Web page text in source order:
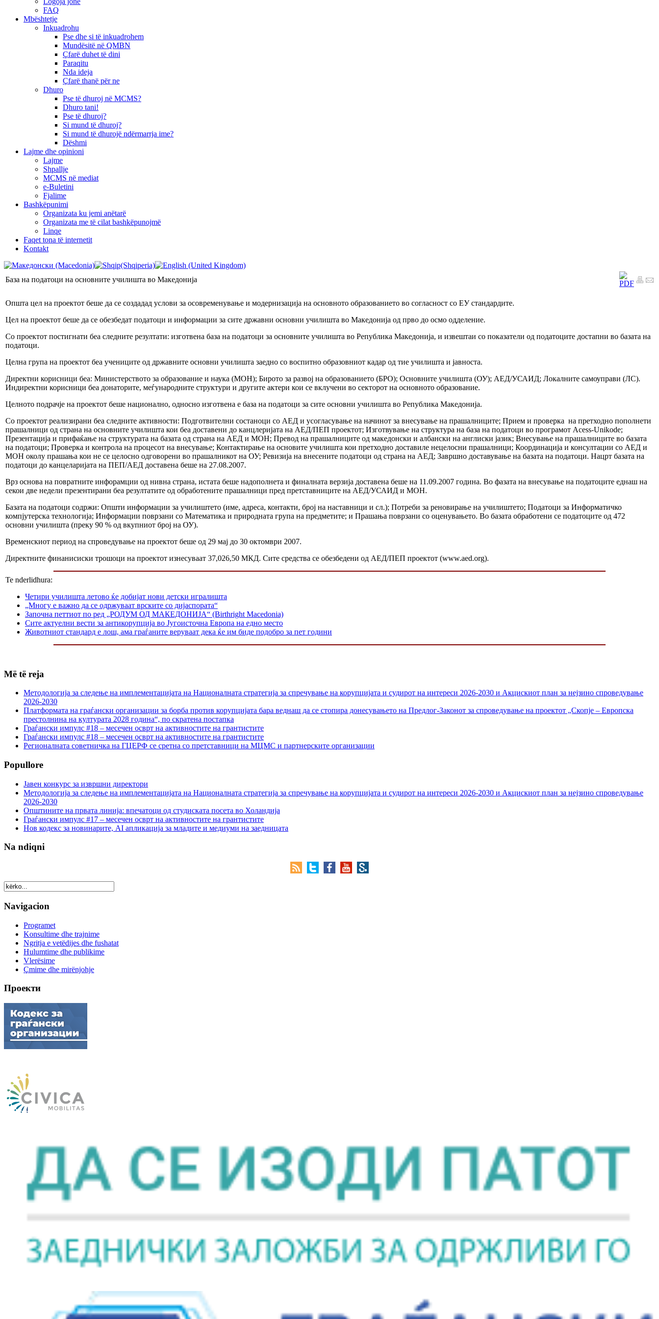
FAQ
Mbështetje
Inkuadrohu
Pse dhe si të inkuadrohem
Mundësitë në QMBN
Çfarë duhet të dini
Paraqitu
Nda ideja
Çfarë thanë për ne
Dhuro
Pse të dhuroj në MCMS?
Dhuro tani!
Pse të dhuroj?
Si mund të dhuroj?
Si mund të dhurojë ndërmarrja ime?
Dëshmi
Lajme dhe opinioni
Lajme
Shpallje
MCMS në mediat
e-Buletini
Fjalime
Bashkëpunimi
Organizata ku jemi anëtarë
Organizata me të cilat bashkëpunojmë
Linqe
Faqet tona të internetit
Kontakt
База на податоци на основните училишта во Македонија
Општа цел на проектот беше да се создадад услови за осовременување и модернизација на основното образованието во согласност со ЕУ стандардите.
Цел на проектот беше да се обезбедат податоци и информации за сите државни основни училишта во Македонија од прво до осмо одделение.
Со проектот постигнати беа следните резултати: изготвена база на податоци за основните училишта во Република Македонија, и извештаи со показатели од податоците достапни во базата на
податоци.
Целна група на проектот беа учениците од државните основни училишта заедно со воспитно образовниот кадар од тие училишта и јавноста.
Директни корисници беа: Министерството за образование и наука (МОН); Бирото за развој на образованието (БРО); Основните училишта (ОУ); АЕД/УСАИД; Локалните самоуправи (ЛС).
Индиректни корисници беа донаторите, меѓународните структури и другите актери кои се вклучени во секторот на основното образование.
Целното подрачје на проектот беше национално, односно изготвена е база на податоци за сите основни училишта во Република Македонија.
Со проектот реализирани беа следните активности: Подготвителни состаноци со АЕД и усогласување на начинот за внесување на прашалниците; Прием и проверка на претходно пополнети
прашалници од страна на основните училишта кои беа доставени до канцлеријата на АЕД/ПЕП проектот; Изготвување на структура на база на податоци во програмот Acess-Unikode;
Презентација и прифаќање на структурата на базата од страна на АЕД и МОН; Превод на прашалниците од македонски и албански на англиски јазик; Внесување на прашалниците во базата
на податоци; Проверка и контрола на процесот на внесување; Контактирање на основите училишта кои претходно доставиле нецелосни прашалници; Координација и консултации со АЕД и
МОН околу прашања кои не се целосно одговорени во прашалникот на ОУ; Ревизија на внесените податоци од страна на АЕД; Завршно доставување на базата на податоци. Нацрт базата на
податоци до канцеларијата на ПЕП/АЕД доставена беше на 27.08.2007.
Врз основа на повратните инфорамции од нивна страна, истата беше надополнета и финалната верзија доставена беше на 11.09.2007 година. Во фазата на внесување на податоците еднаш на
секои две недели презентирани беа резултатите од обработените прашалници пред претставниците на АЕД/УСАИД и МОН.
Базата на податоци содржи: Општи информации за училиштето (име, адреса, контакти, број на наставници и сл.); Потреби за реновирање на училиштето; Податоци за Информатичко
компјутерска технологија; Информации поврзани со Математика и природната група на предметите; и Прашања поврзани со оценувањето. Во базата обработени се податоците од 472
основни училишта (преку 90 % од вкупниот број на ОУ).
Временскиот период на спроведување на проектот беше од 29 мај до 30 октомври 2007.
Директните финанисиски трошоци на проектот изнесуваат 37,026,50 МКД. Сите средства се обезбедени од АЕД/ПЕП проектот (www.aed.org).
Te nderlidhura:
Четири училишта летово ќе добијат нови детски игралишта
„Многу е важно да се одржуваат врските со дијаспората“
Започна петтиот по ред „РОДУМ ОД МАКЕДОНИЈА“ (Birthright Macedonia)
Сите актуелни вести за антикорупција во Југоисточна Европа на едно место
Животниот стандард е лош, ама граѓаните веруваат дека ќе им биде подобро за пет години
Më të reja
Методологија за следење на имплементацијата на Националната стратегија за спречување на корупцијата и судирот на интереси 2026-2030 и Акцискиот план за нејзино спроведување
2026-2030
Платформата на граѓански организации за борба против корупцијата бара веднаш да се стопира донесувањето на Предлог-Законот за спроведување на проектот „Скопје – Европска
престолнина на културата 2028 година“, по скратена постапка
Граѓански импулс #18 – месечен осврт на активностите на грантистите
Граѓански импулс #18 – месечен осврт на активностите на грантистите
Регионалната советничка на ГЦЕРФ се сретна со претставници на МЦМС и партнерските организации
Popullore
Јавен конкурс за извршни директори
Методологија за следење на имплементацијата на Националната стратегија за спречување на корупцијата и судирот на интереси 2026-2030 и Акцискиот план за нејзино спроведување
2026-2030
Општините на првата линија: впечатоци од студиската посета во Холандија
Граѓански импулс #17 – месечен осврт на активностите на грантистите
Нов кодекс за новинарите, AI апликација за младите и медиуми на заедницата
Na ndiqni
Navigacion
Programet
Konsultime dhe trajnime
Ngritja e vetëdijes dhe fushatat
Hulumtime dhe publikime
Vlerësime
Çmime dhe mirënjohje
Проекти